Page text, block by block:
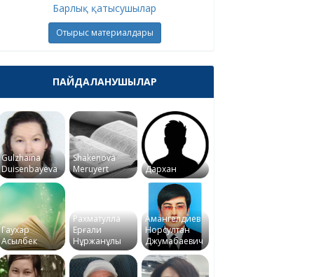
Барлық қатысушылар
Отырыс материалдары
ПАЙДАЛАНУШЫЛАР
Gulzhaina
Duisenbayeva
Shakenova
Meruyert
Дархан
Гаухар
Асылбек
Рахматулла
Ерғали
Нұржанұлы
Амангелдиев
Норсултан
Джумабаевич